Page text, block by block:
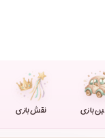
بازی نقش بازی